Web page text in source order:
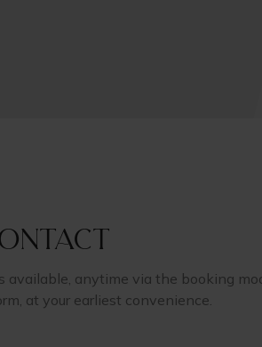
available, anytime via the booking
at your earliest convenience.